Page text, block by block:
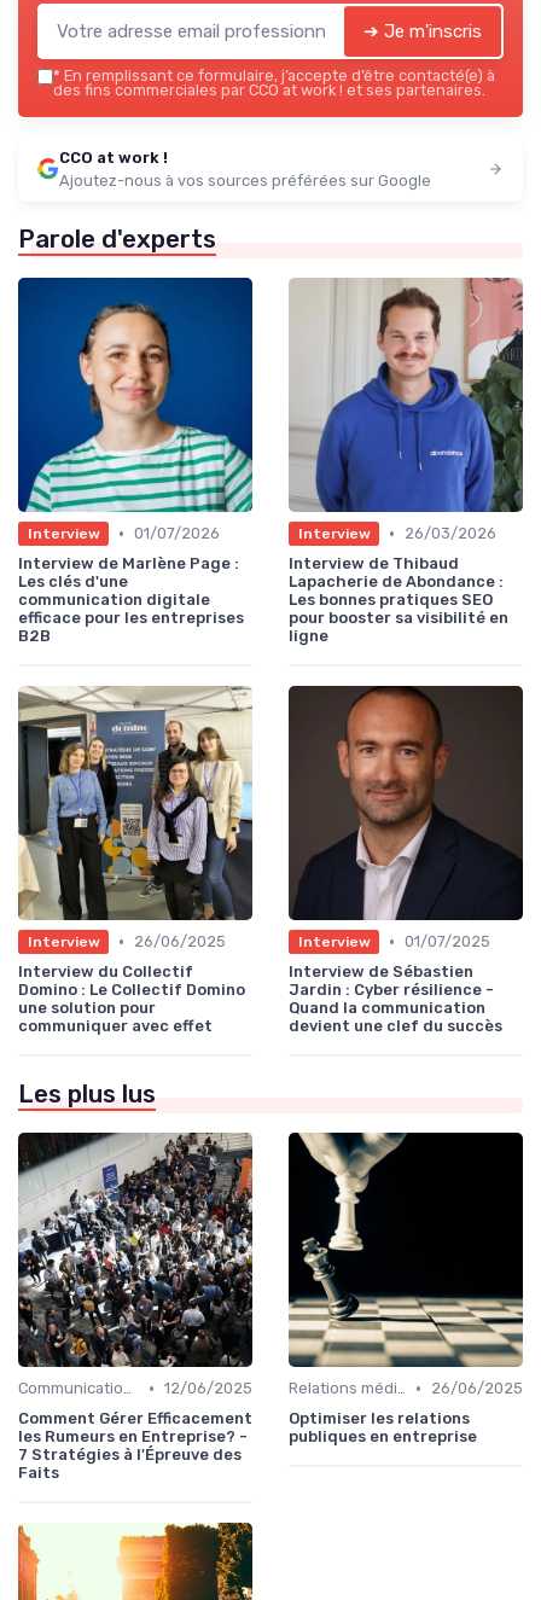
➔ Je m'inscris
* En remplissant ce formulaire, j’accepte d’être contacté(e) à
des fins commerciales par CCO at work ! et ses partenaires.
CCO at work !
Ajoutez-nous à vos sources préférées sur Google
Parole d'experts
Interview • 01/07/2026
Interview de Marlène Page :
Les clés d'une
communication digitale
efficace pour les entreprises
B2B
Interview •
26/03/2026
Interview de Thibaud
Lapacherie de Abondance :
Les bonnes pratiques SEO
pour booster sa visibilité en
ligne
Interview •
26/06/2025
Interview du Collectif
Domino : Le Collectif Domino
une solution pour
communiquer avec effet
Interview • 01/07/2025
Interview de Sébastien
Jardin : Cyber résilience -
Quand la communication
devient une clef du succès
Les plus lus
Communication de crise • 12/06/2025
Comment Gérer Efficacement
les Rumeurs en Entreprise? -
7 Stratégies à l'Épreuve des
Faits
Relations médias & presse •
26/06/2025
Optimiser les relations
publiques en entreprise